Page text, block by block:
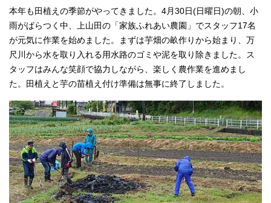
本年も田植えの季節がやってきました。4月30日(日曜日)の朝、小
雨がぱらつく中、上山田の「家族ふれあい農園」でスタッフ17名
が元気に作業を始めました。まずは芋畑の畝作りから始まり、万
尺川から水を取り入れる用水路のゴミや泥を取り除きました。ス
タッフはみんな笑顔で協力しながら、楽しく農作業を進めまし
た。田植えと芋の苗植え付け準備は無事に終了しました。